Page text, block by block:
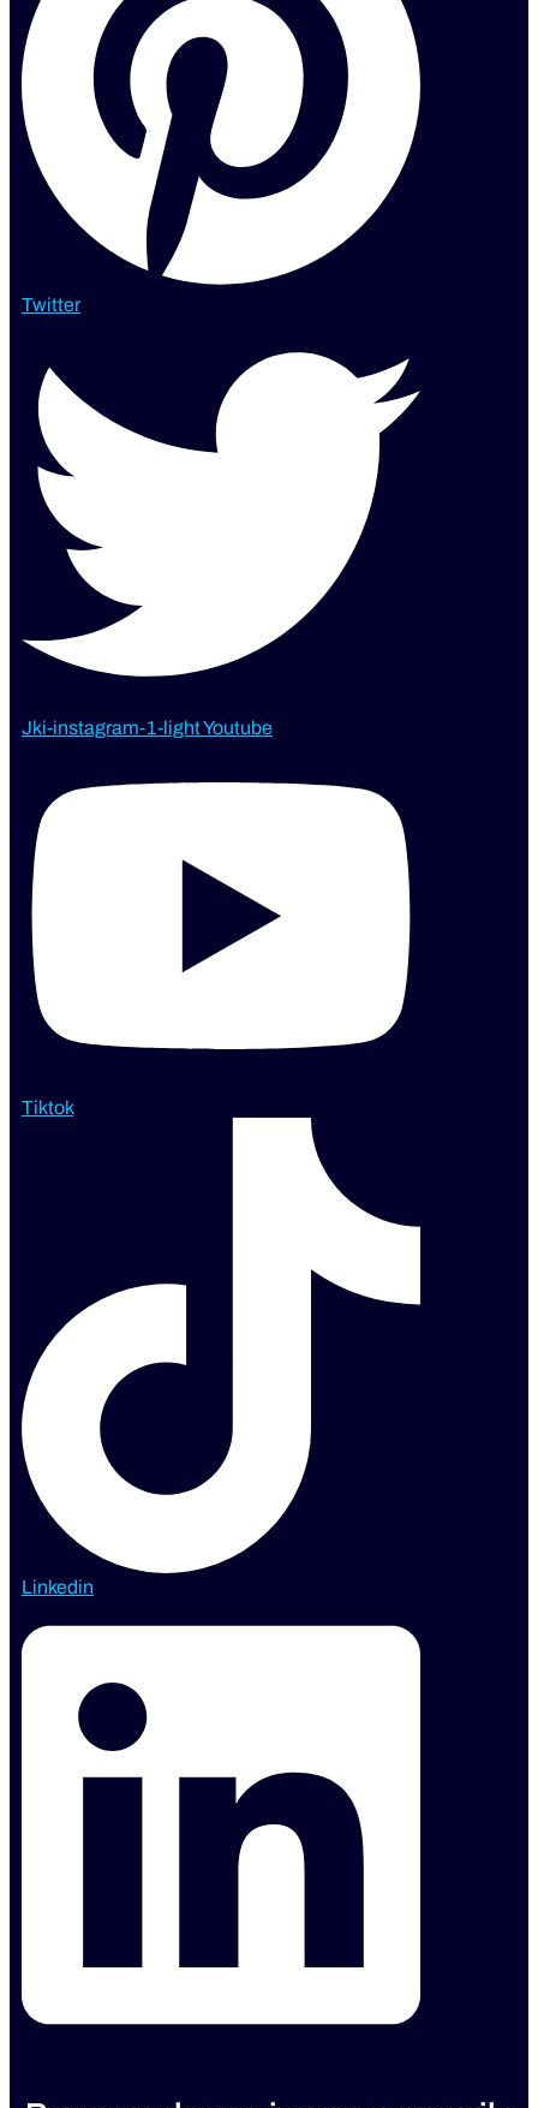
Twitter
Jki-instagram-1-lightYoutube
Tiktok
Linkedin